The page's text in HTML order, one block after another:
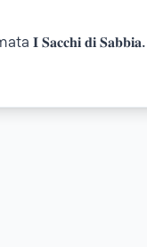
𝐒𝐚𝐜𝐜𝐡𝐢 𝐝𝐢 𝐒𝐚𝐛𝐛𝐢𝐚.